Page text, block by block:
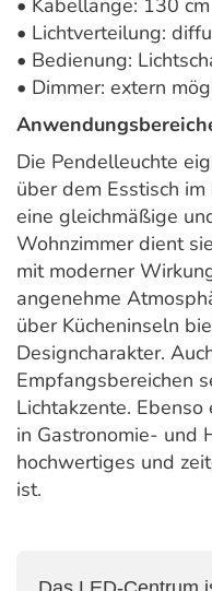
• Kabellänge: 130 cm
• Lichtverteilung:
• Bedienung:
• Dimmer: extern
Die Pendelleuchte
über dem Esstisch
eine gleichmäßige
Wohnzimmer dient
mit moderner
angenehme
über Kücheninseln
Designcharakter.
Empfangsbereichen
Lichtakzente.
in Gastronomie- und
hochwertiges und
ist.